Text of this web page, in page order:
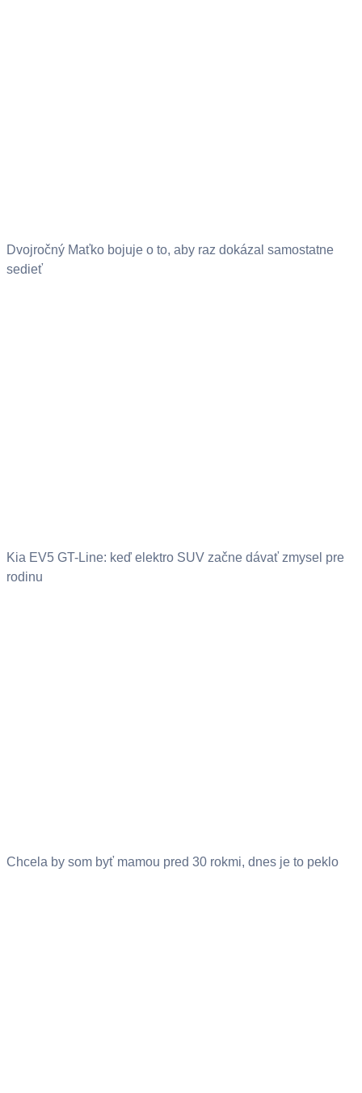
Dvojročný Maťko bojuje o to, aby raz dokázal samostatne
sedieť
Kia EV5 GT-Line: keď elektro SUV začne dávať zmysel pre
rodinu
Chcela by som byť mamou pred 30 rokmi, dnes je to peklo